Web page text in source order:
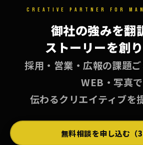
CREATIVE PARTNER FOR
御社の強みを翻
ストーリーを創り
採用・営業・広報の課題ご
WEB・写真で
伝わるクリエイティブを
無料相談を申し込む（